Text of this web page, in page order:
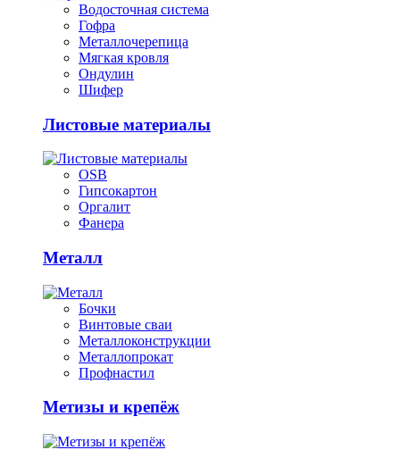
Водосточная система
Гофра
Металлочерепица
Мягкая кровля
Ондулин
Шифер
Листовые материалы
OSB
Гипсокартон
Оргалит
Фанера
Металл
Бочки
Винтовые сваи
Металлоконструкции
Металлопрокат
Профнастил
Метизы и крепёж